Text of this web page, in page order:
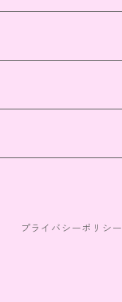
プライバシーポリシー